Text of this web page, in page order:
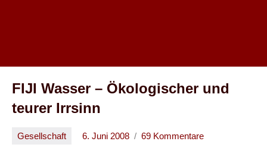
FIJI Wasser – Ökologischer und
teurer Irrsinn
Gesellschaft 6. Juni 2008 69 Kommentare